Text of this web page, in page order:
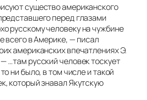
существо американского
перед глазами
русскому человеку на чужбине
всего в Америке, — писал
американских впечатлениях Э.
…там русский человек тоскует
ни было, в том числе и такой
который знавал Якутскую